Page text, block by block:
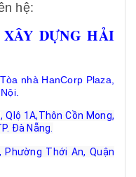
hệ:
DỰNG HẢI
nhà HanCorp Plaza,
Qlộ 1A,Thôn Cồn Mong,
Đà Nẵng.
Phường Thới An, Quận